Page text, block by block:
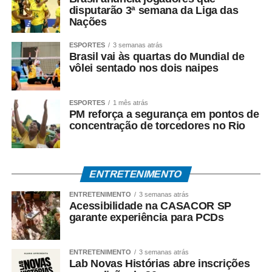
Reverdito, coordenador do Centro Interdisciplinar de
Pesquisas em Esporte e Exercício Físico (Cipef), e
Paralímpico.
Um dos momentos mais simbólicos da cerimônia foi o
juramento dos atletas, conduzido por Ana Beatriz Pereira
Antenor de Moraes, atleta cadeirante da classe 5,
tricampeã brasileira paralímpica jovem de tênis de mesa
e integrante da Seleção Brasileira.
badminton Lucas Gabriel dos Santos Oliveira, primeiro
atleta cacerense a representar o município e conquistar
medalhas nos Jogos Escolares Paralímpicos, e
Gonçalina Delfino da Silva, vice-campeã brasileira da
classe WH2, destinada a atletas que competem em
cadeira de rodas.
disputarão 3ª semana da Liga das
Nações
ESPORTES 3 semanas atrás
Brasil vai às quartas do Mundial de
vôlei sentado nos dois naipes
ESPORTES 1 mês atrás
PM reforça a segurança em pontos de
concentração de torcedores no Rio
ENTRETENIMENTO
ENTRETENIMENTO 3 semanas atrás
Acessibilidade na CASACOR SP
garante experiência para PCDs
ENTRETENIMENTO 3 semanas atrás
Lab Novas Histórias abre inscrições